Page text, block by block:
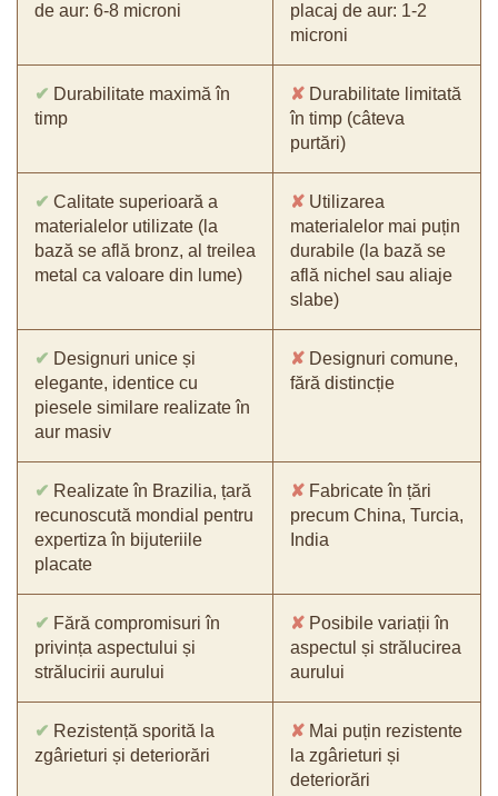
de aur: 6-8 microni
placaj de aur: 1-2
microni
✔ Durabilitate maximă în
timp
✘ Durabilitate limitată
în timp (câteva
purtări)
✔ Calitate superioară a
materialelor utilizate (la
bază se află bronz, al treilea
metal ca valoare din lume)
✘ Utilizarea
materialelor mai puțin
durabile (la bază se
află nichel sau aliaje
slabe)
✔ Designuri unice și
elegante, identice cu
piesele similare realizate în
aur masiv
✘ Designuri comune,
fără distincție
✔ Realizate în Brazilia, țară
recunoscută mondial pentru
expertiza în bijuteriile
placate
✘ Fabricate în țări
precum China, Turcia,
India
✔ Fără compromisuri în
privința aspectului și
strălucirii aurului
✘ Posibile variații în
aspectul și strălucirea
aurului
✔ Rezistență sporită la
zgârieturi și deteriorări
✘ Mai puțin rezistente
la zgârieturi și
deteriorări